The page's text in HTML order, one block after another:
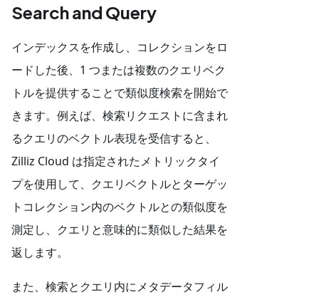
Search and Query
インデックスを作成し、コレクションをロ
ードした後、1 つまたは複数のクエリベク
トルを提供することで類似度検索を開始で
きます。例えば、検索リクエストに含まれ
るクエリのベクトル表現を受信すると、
Zilliz Cloud は指定されたメトリックタイ
プを使用して、クエリベクトルとターゲッ
トコレクション内のベクトルとの類似度を
測定し、クエリと意味的に類似した結果を
返します。
また、検索とクエリ内にメタデータフィル